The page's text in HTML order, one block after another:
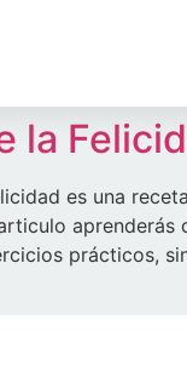
la
es una
aprenderás
prácticos,